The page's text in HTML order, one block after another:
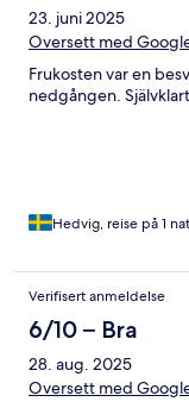
23. juni 2025
Oversett med
Frukosten var en
nedgången.
Hedvig, reise på 1
Verifisert anmeldelse
6/10 – Bra
28. aug. 2025
Oversett med